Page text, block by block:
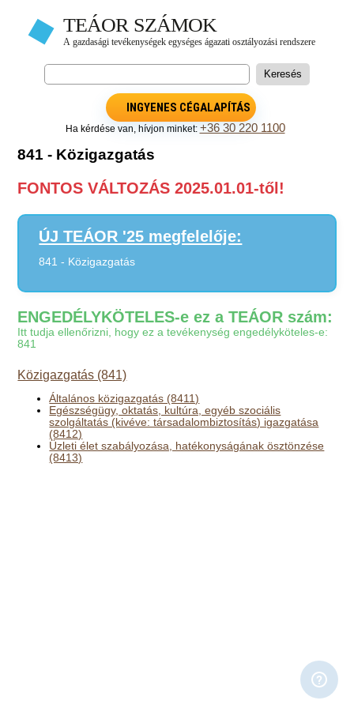
INGYENES CÉGALAPÍTÁS
Ha kérdése van, hívjon minket: +36 30 220 1100
841 - Közigazgatás
FONTOS VÁLTOZÁS 2025.01.01-től!
ÚJ TEÁOR '25 megfelelője:
841 - Közigazgatás
ENGEDÉLYKÖTELES-e ez a TEÁOR szám:
Itt tudja ellenőrizni, hogy ez a tevékenység engedélyköteles-e:
841
Közigazgatás (841)
Általános közigazgatás (8411)
Egészségügy, oktatás, kultúra, egyéb szociális
szolgáltatás (kivéve: társadalombiztosítás) igazgatása
(8412)
Üzleti élet szabályozása, hatékonyságának ösztönzése
(8413)